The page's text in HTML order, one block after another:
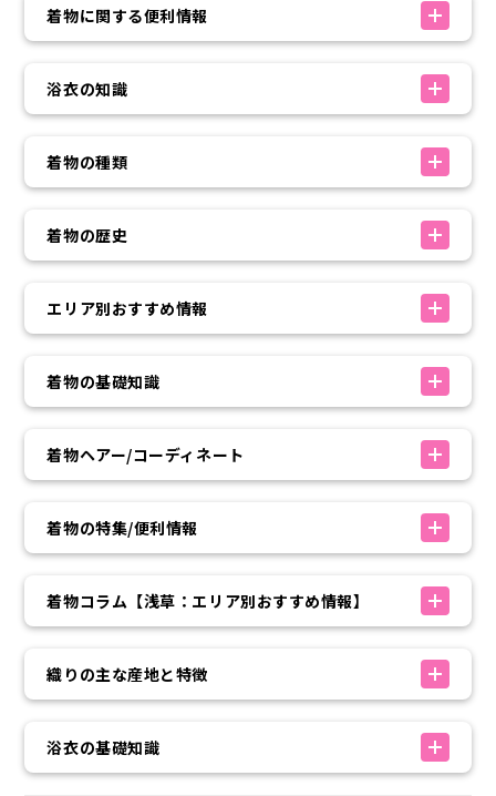
着物に関する便利情報
浴衣の知識
着物の種類
着物の歴史
エリア別おすすめ情報
着物の基礎知識
着物ヘアー/コーディネート
着物の特集/便利情報
着物コラム【浅草：エリア別おすすめ情報】
織りの主な産地と特徴
浴衣の基礎知識